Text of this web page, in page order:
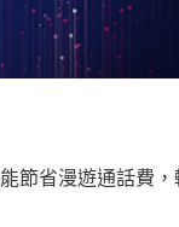
節省漫遊通話費